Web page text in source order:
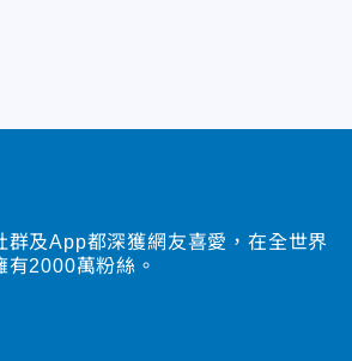
及App都深獲網友喜愛，在全世界
2000萬粉絲。